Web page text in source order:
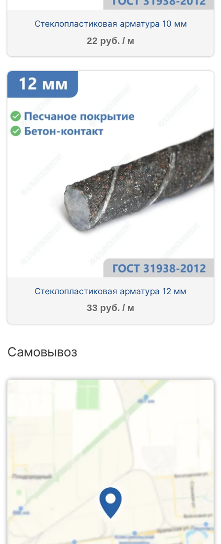
Стеклопластиковая арматура 10 мм
22 руб. / м
Стеклопластиковая арматура 12 мм
33 руб. / м
Самовывоз